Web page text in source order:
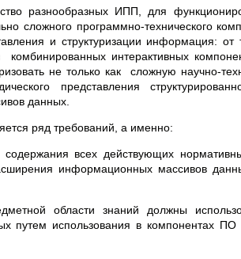
разнообразных ИПП, для
сложного программно-технического
и структуризации информация: от
интерактивных
не только как сложную научно-
представления
данных.
ряд требований, а именно:
всех действующих
информационных массивов
области знаний должны
путем использования в компонентах